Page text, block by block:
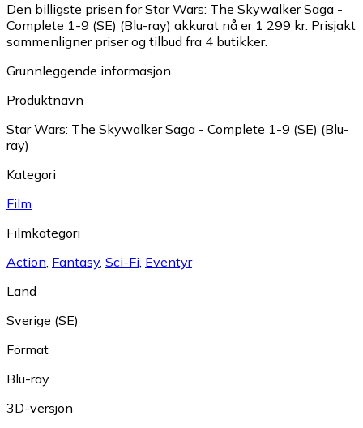
Den billigste prisen for Star Wars: The Skywalker Saga -
Complete 1-9 (SE) (Blu-ray) akkurat nå er 1 299 kr. Prisjakt
sammenligner priser og tilbud fra 4 butikker.
Grunnleggende informasjon
Produktnavn
Star Wars: The Skywalker Saga - Complete 1-9 (SE) (Blu-
ray)
Kategori
Film
Filmkategori
Action, Fantasy, Sci-Fi, Eventyr
Land
Sverige (SE)
Format
Blu-ray
3D-versjon